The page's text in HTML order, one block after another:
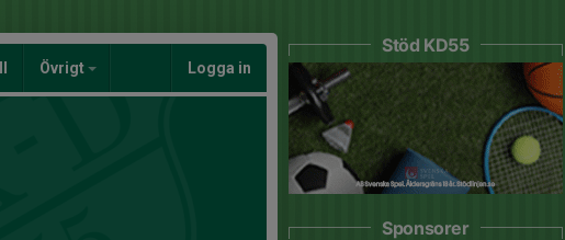
Övrigt Logga in
Stöd KD55
Sponsorer